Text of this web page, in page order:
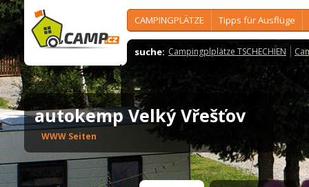
CAMPINGPLÄTZE Tipps für Ausflüge
suche: Campingplplätze TSCHECHIEN
autokemp Velký Vřešťov
WWW Seiten